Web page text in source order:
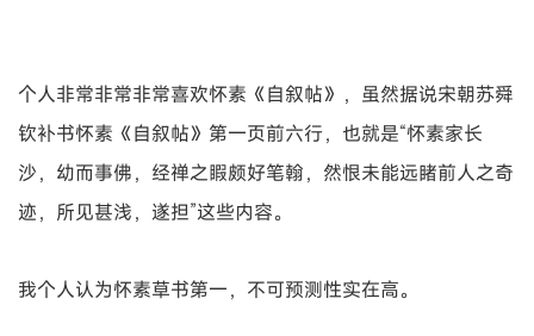
个人非常非常非常喜欢怀素《自叙帖》，虽然据说宋朝苏舜
钦补书怀素《自叙帖》第一页前六行，也就是“怀素家长
沙，幼而事佛，经禅之睱颇好笔翰，然恨未能远睹前人之奇
迹，所见甚浅，遂担”这些内容。
我个人认为怀素草书第一，不可预测性实在高。